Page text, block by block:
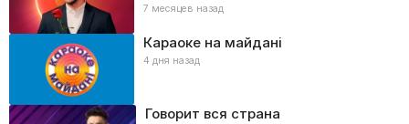
7 месяцев назад
Караоке на майдані
4 дня назад
Говорит вся страна